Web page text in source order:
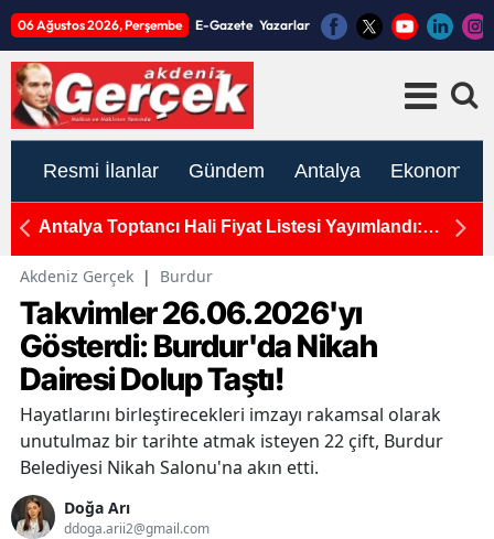
06 Ağustos 2026, Perşembe E-Gazete Yazarlar
Resmi İlanlar Gündem Antalya Ekonomi
TBMM'de Kabul Edildi: Gazi ve Şehit Yakınlarının
Akdeniz Gerçek | Burdur
Takvimler 26.06.2026'yı
Gösterdi: Burdur'da Nikah
Dairesi Dolup Taştı!
Hayatlarını birleştirecekleri imzayı rakamsal olarak
unutulmaz bir tarihte atmak isteyen 22 çift, Burdur
Belediyesi Nikah Salonu'na akın etti.
Doğa Arı
ddoga.arii2@gmail.com